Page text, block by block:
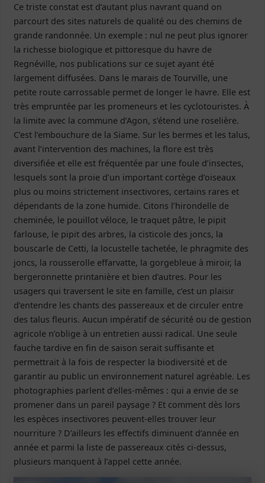
Ce triste constat est d’autant plus navrant quand on
parcourt des sites naturels de qualité ou des chemins de
grande randonnée. Un exemple : nul ne peut plus ignorer
la richesse biologique et pittoresque du havre de
Regnéville, nos publications sur ce sujet ayant été
largement diffusées. Dans le marais de Tourville, une
petite route carrossable permet de longer le havre. Elle est
très empruntée par les promeneurs et les cyclotouristes. À
la limite avec la commune d’Agon, s’étend une roselière.
C’est l’embouchure de la Siame. Sur les bermes et les talus,
avant l’intervention des machines, la flore est très
diversifiée et elle est fréquentée par une foule d’insectes,
lesquels sont la proie d’un important cortège d’oiseaux
plus ou moins strictement insectivores, certains rares et
dépendants de la zone humide. Citons l’hirondelle de
cheminée, le pouillot véloce, le traquet pâtre, le pipit
farlouse, le pipit des arbres, la cisticole des joncs, la
bouscarle de Cetti, la locustelle tachetée, le phragmite des
joncs, la rousserolle effarvatte, la gorgebleue à miroir, la
bergeronnette printanière et bien d’autres. Pour les
usagers qui traversent le site en famille, c’est un plaisir
d’entendre les chants des passereaux et de circuler entre
des talus fleuris. Aucun impératif de sécurité ou de gestion
agricole n’oblige à un entretien aussi radical. Une seule
fauche tardive en fin de saison serait suffisante et
permettrait à la fois de respecter la biodiversité et de
garantir au public un environnement naturel agréable. Les
photographies parlent d’elles-mêmes : qui a envie de se
promener dans un pareil paysage ? Et comment dès lors
les espèces insectivores peuvent-elles trouver leur
nourriture ? D’ailleurs les effectifs diminuent d’année en
année et parmi la liste de passereaux cités ci-dessus,
plusieurs manquent à l’appel cette année.